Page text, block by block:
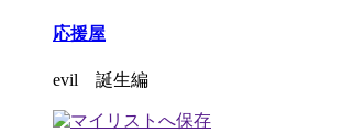
応援屋
evil 誕生編